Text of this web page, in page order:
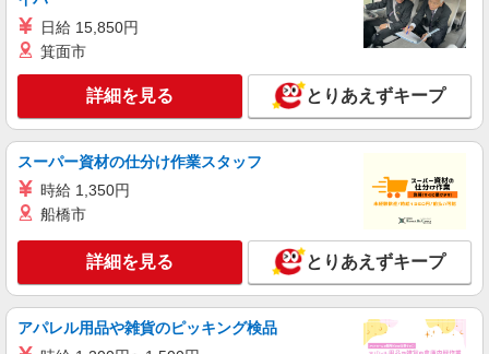
代を1分単位で別途支給します。 ※給与は経験や
前職給与に応じて決定します。
碧山小学校・明保中学校 （東京都西東京市中
町５－１１－４）
キープ
アルバイト パート
コンパスグループ・ジャパン株式会社 21817_p
調理補助【アルバイト・パート】
時給1,226円以上 試用期間中 時給1,226円以上
(試用期間2ヶ月) 残業が発生した場合、残業代を1
碧山小学校・明保中学校 （東京都西東京市中
日給 15,850円
箕面市
詳細を見る とりあえずキープ
スーパー資材の仕分け作業スタッフ
時給 1,350円
船橋市
詳細を見る とりあえずキープ
アパレル用品や雑貨のピッキング検品